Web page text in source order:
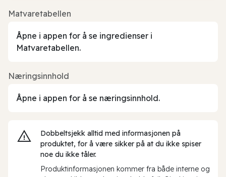
Matvaretabellen
Åpne i appen for å se ingredienser i
Matvaretabellen.
Næringsinnhold
Åpne i appen for å se næringsinnhold.
Dobbeltsjekk alltid med informasjonen på
produktet, for å være sikker på at du ikke spiser
noe du ikke tåler.
Produktinformasjonen kommer fra både interne og